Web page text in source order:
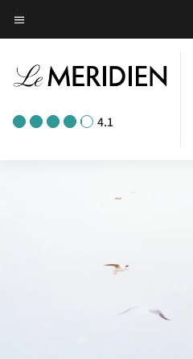
Skip
to
content
菜单文本
4.1